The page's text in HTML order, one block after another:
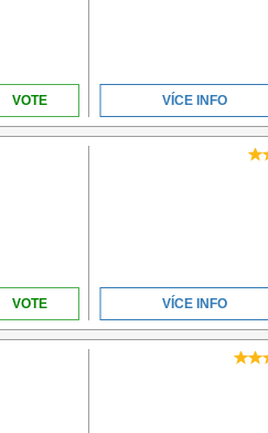
VOTE VÍCE INFO
VOTE VÍCE INFO
A BEACH OVER 1KM
LONG LOCATED IN THE